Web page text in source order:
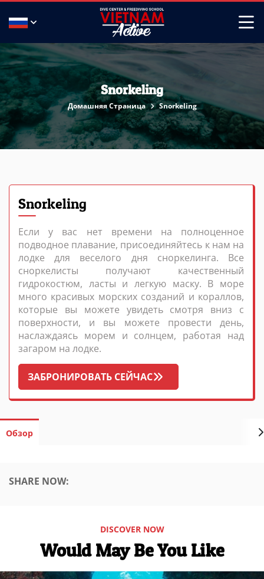
Snorkeling
Домашняя Страница Snorkeling
Snorkeling
Если у вас нет времени на полноценное
подводное плавание, присоединяйтесь к нам на
лодке для веселого дня сноркелинга. Все
сноркелисты получают качественный
гидрокостюм, ласты и легкую маску. В море
много красивых морских созданий и кораллов,
которые вы можете увидеть смотря вниз с
поверхности, и вы можете провести день,
наслаждаясь морем и солнцем, работая над
загаром на лодке.
ЗАБРОНИРОВАТЬ СЕЙЧАС
Обзор
SHARE NOW:
DISCOVER NOW
Would May Be You Like